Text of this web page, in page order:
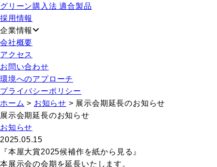
グリーン購入法 適合製品
採用情報
企業情報
会社概要
アクセス
お問い合わせ
環境へのアプローチ
プライバシーポリシー
ホーム > お知らせ > 展示会期延長のお知らせ
展示会期延長のお知らせ
お知らせ
2025.05.15
『本屋大賞2025候補作を紙から見る』
本展示会の会期を延長いたします。